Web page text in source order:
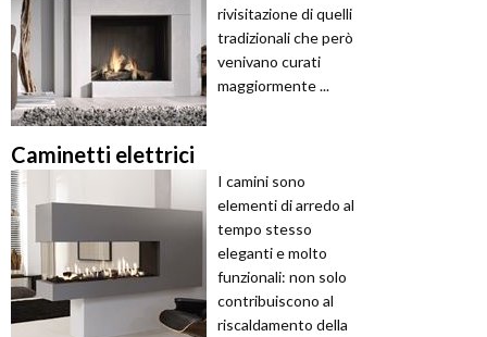
rivisitazione di quelli
tradizionali che però
venivano curati
maggiormente ...
Caminetti elettrici
I camini sono
elementi di arredo al
tempo stesso
eleganti e molto
funzionali: non solo
contribuiscono al
riscaldamento della